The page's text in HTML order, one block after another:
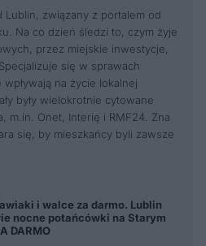
Lublin, związany z portalem od
Na co dzień śledzi to, czym żyje
przez miejskie inwestycje,
się w sprawach
na życie lokalnej
były wielokrotnie cytowane
m.in. Onet, Interię i RMF24. Zna
się, by mieszkańcy byli zawsze
i walce za darmo. Lublin
nocne potańcówki na Starym
DARMO